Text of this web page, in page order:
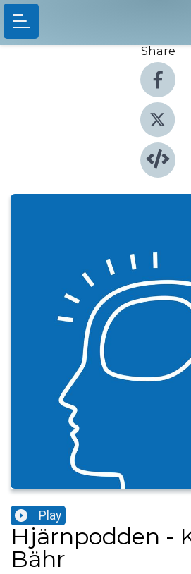
Share
Play
Hjärnpodden -
Bähr